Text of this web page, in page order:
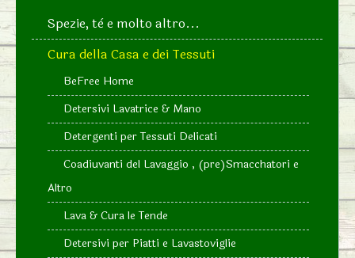
Spezie, tè e molto altro...
Cura della Casa e dei Tessuti
BeFree Home
Detersivi Lavatrice & Mano
Detergenti per Tessuti Delicati
Coadiuvanti del Lavaggio , (pre)Smacchatori e
Altro
Lava & Cura le Tende
Detersivi per Piatti e Lavastoviglie